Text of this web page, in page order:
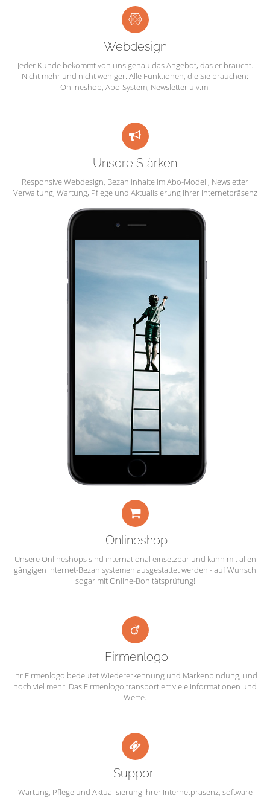
Webdesign
Jeder Kunde bekommt von uns genau das Angebot, das er braucht.
Nicht mehr und nicht weniger. Alle Funktionen, die Sie brauchen:
Onlineshop, Abo-System, Newsletter u.v.m.
Unsere Stärken
Responsive Webdesign, Bezahlinhalte im Abo-Modell, Newsletter
Verwaltung, Wartung, Pflege und Aktualisierung Ihrer Internetpräsenz
Onlineshop
Unsere Onlineshops sind international einsetzbar und kann mit allen
gängigen Internet-Bezahlsystemen ausgestattet werden - auf Wunsch
sogar mit Online-Bonitätsprüfung!
Firmenlogo
Ihr Firmenlogo bedeutet Wiedererkennung und Markenbindung, und
noch viel mehr. Das Firmenlogo transportiert viele Informationen und
Werte.
Support
Wartung, Pflege und Aktualisierung Ihrer Internetpräsenz, software